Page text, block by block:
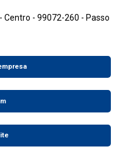
Centro - 99072-260 - Passo